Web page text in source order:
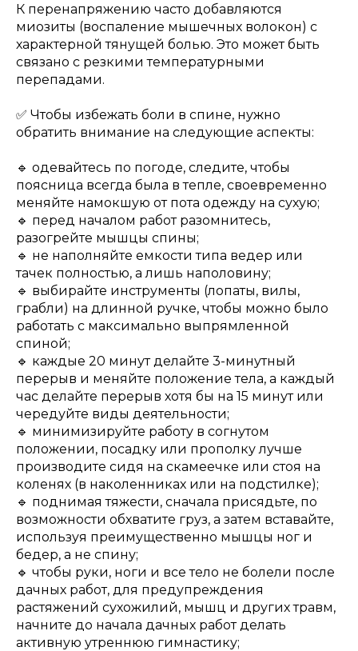
К перенапряжению часто добавляются
миозиты (воспаление мышечных волокон) с
характерной тянущей болью. Это может быть
связано с резкими температурными
перепадами.
✅ Чтобы избежать боли в спине, нужно
обратить внимание на следующие аспекты:
🔹 одевайтесь по погоде, следите, чтобы
поясница всегда была в тепле, своевременно
меняйте намокшую от пота одежду на сухую;
🔹 перед началом работ разомнитесь,
разогрейте мышцы спины;
🔹 не наполняйте емкости типа ведер или
тачек полностью, а лишь наполовину;
🔹 выбирайте инструменты (лопаты, вилы,
грабли) на длинной ручке, чтобы можно было
работать с максимально выпрямленной
спиной;
🔹 каждые 20 минут делайте 3-минутный
перерыв и меняйте положение тела, а каждый
час делайте перерыв хотя бы на 15 минут или
чередуйте виды деятельности;
🔹 минимизируйте работу в согнутом
положении, посадку или прополку лучше
производите сидя на скамеечке или стоя на
коленях (в наколенниках или на подстилке);
🔹 поднимая тяжести, сначала присядьте, по
возможности обхватите груз, а затем вставайте,
используя преимущественно мышцы ног и
бедер, а не спину;
🔹 чтобы руки, ноги и все тело не болели после
дачных работ, для предупреждения
растяжений сухожилий, мышц и других травм,
начните до начала дачных работ делать
активную утреннюю гимнастику;